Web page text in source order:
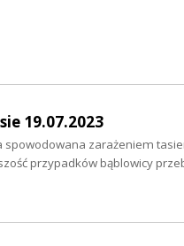
19.07.2023
spowodowana zarażeniem
przypadków bąblowicy